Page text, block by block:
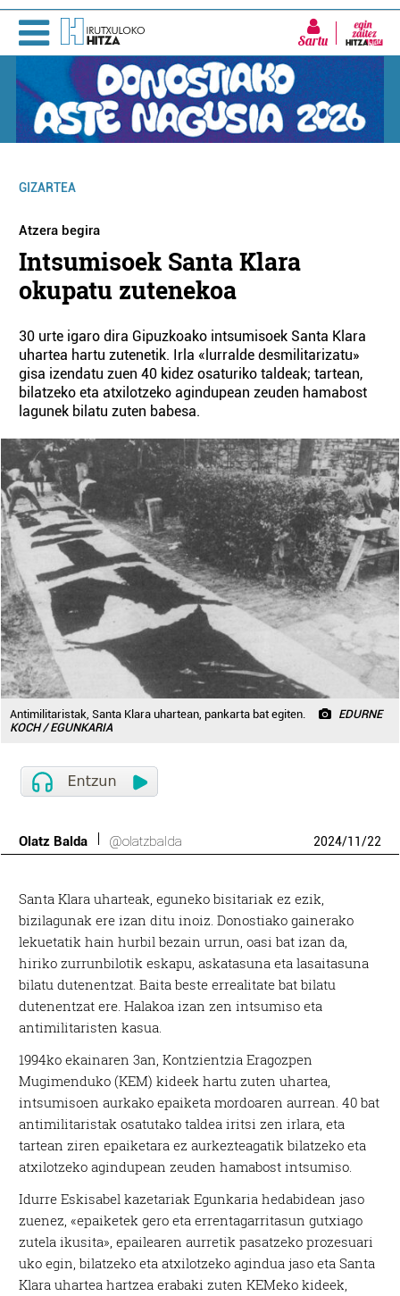
Sartu
GIZARTEA
Atzera begira
Intsumisoek Santa Klara
okupatu zutenekoa
30 urte igaro dira Gipuzkoako intsumisoek Santa Klara
uhartea hartu zutenetik. Irla «lurralde desmilitarizatu»
gisa izendatu zuen 40 kidez osaturiko taldeak; tartean,
bilatzeko eta atxilotzeko agindupean zeuden hamabost
lagunek bilatu zuten babesa.
Antimilitaristak, Santa Klara uhartean, pankarta bat egiten.
EDURNE
KOCH / EGUNKARIA
Olatz Balda @olatzbalda 2024/11/22
Santa Klara uharteak, eguneko bisitariak ez ezik,
bizilagunak ere izan ditu inoiz. Donostiako gainerako
lekuetatik hain hurbil bezain urrun, oasi bat izan da,
hiriko zurrunbilotik eskapu, askatasuna eta lasaitasuna
bilatu dutenentzat. Baita beste errealitate bat bilatu
dutenentzat ere. Halakoa izan zen intsumiso eta
antimilitaristen kasua.
1994ko ekainaren 3an, Kontzientzia Eragozpen
Mugimenduko (KEM) kideek hartu zuten uhartea,
intsumisoen aurkako epaiketa mordoaren aurrean. 40 bat
antimilitaristak osatutako taldea iritsi zen irlara, eta
tartean ziren epaiketara ez aurkezteagatik bilatzeko eta
atxilotzeko agindupean zeuden hamabost intsumiso.
Idurre Eskisabel kazetariak Egunkaria hedabidean jaso
zuenez, «epaiketek gero eta errentagarritasun gutxiago
zutela ikusita», epailearen aurretik pasatzeko prozesuari
uko egin, bilatzeko eta atxilotzeko agindua jaso eta Santa
Klara uhartea hartzea erabaki zuten KEMeko kideek,